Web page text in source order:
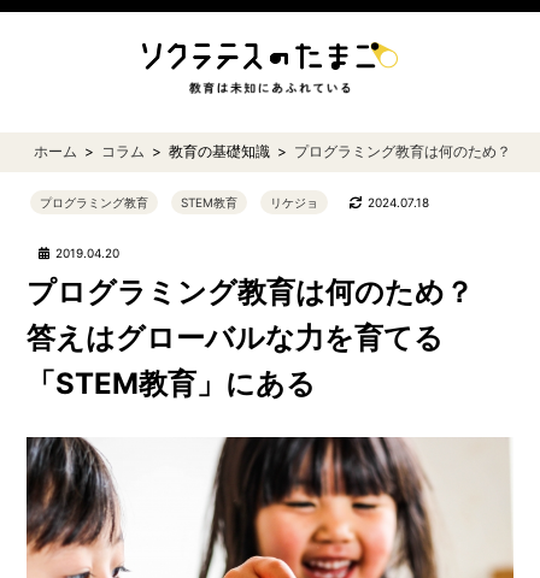
ホーム コラム 教育の基礎知識 プログラミング教育は何のため？
プログラミング教育 STEM教育 リケジョ 2024.07.18
2019.04.20
プログラミング教育は何のため？
答えはグローバルな力を育てる
「STEM教育」にある